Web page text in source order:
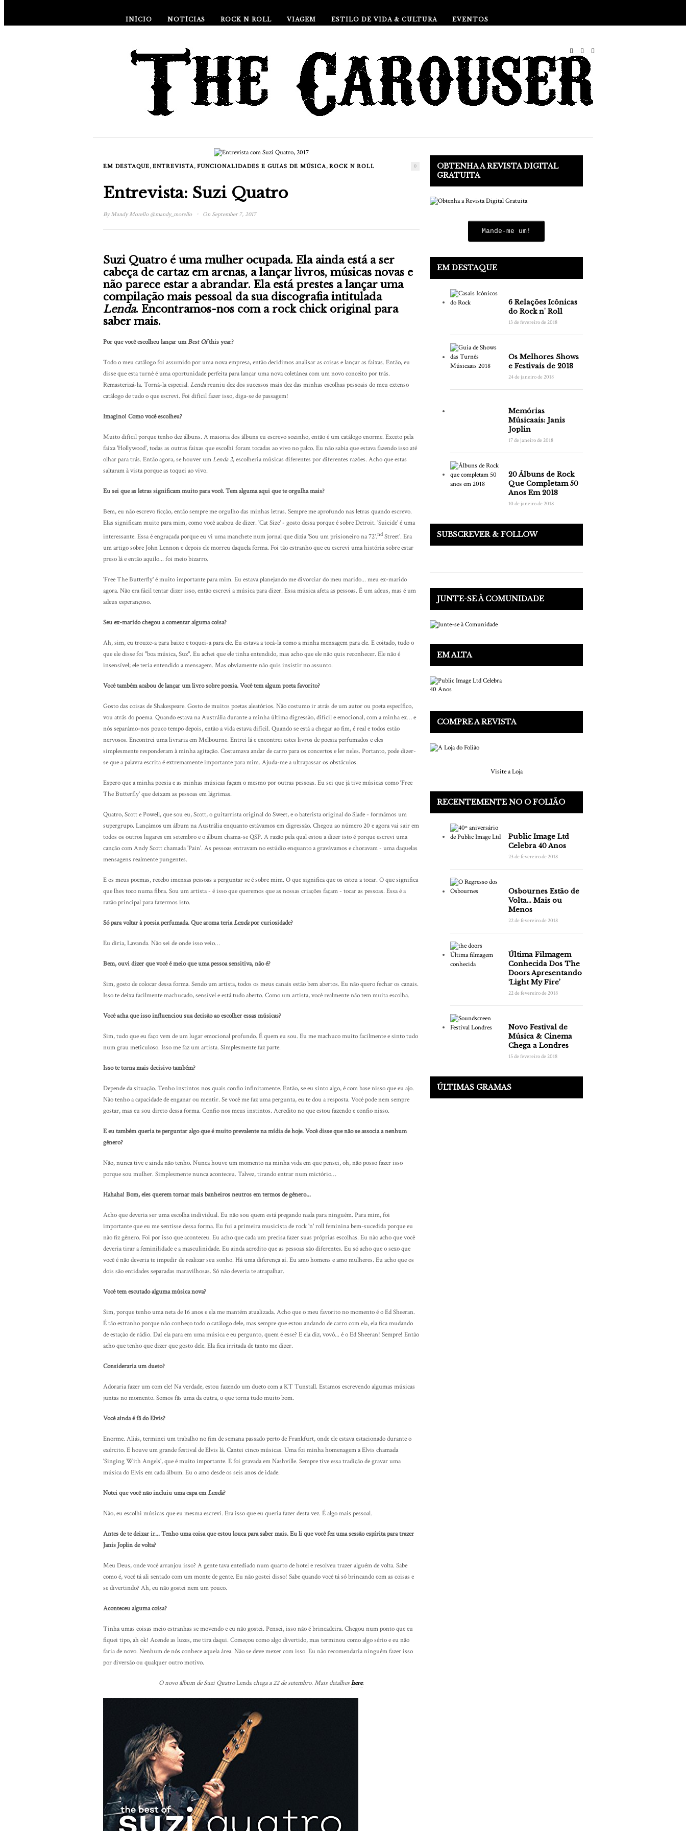
INÍCIO NOTÍCIAS ROCK N ROLL VIAGEM ESTILO DE VIDA & CULTURA EVENTOS
EM DESTAQUE, ENTREVISTA, FUNCIONALIDADES E GUIAS DE MÚSICA, ROCK N ROLL 0
Entrevista: Suzi Quatro
ByMandy Morello @mandy_morello · On September 7, 2017
Suzi Quatro é uma mulher ocupada. Ela ainda está a ser
cabeça de cartaz em arenas, a lançar livros, músicas novas e
não parece estar a abrandar. Ela está prestes a lançar uma
compilação mais pessoal da sua discografia intitulada
Lenda. Encontramos-nos com a rock chick original para
saber mais.
Por que você escolheu lançar umBest Ofthis year?
Todo o meu catálogo foi assumido por uma nova empresa, então decidimos analisar as coisas e lançar as faixas. Então, eu
disse que esta turnê é uma oportunidade perfeita para lançar uma nova coletânea com um novo conceito por trás.
Remasterizá-la. Torná-la especial. Lendareuniu dez dos sucessos mais dez das minhas escolhas pessoais do meu extenso
catálogo de tudo o que escrevi. Foi difícil fazer isso, diga-se de passagem!
Imagino! Como você escolheu?
Muito difícil porque tenho dez álbuns. A maioria dos álbuns eu escrevo sozinho, então é um catálogo enorme. Exceto pela
faixa 'Hollywood', todas as outras faixas que escolhi foram tocadas ao vivo no palco. Eu não sabia que estava fazendo isso até
olhar para trás. Então agora, se houver umLenda 2, escolheria músicas diferentes por diferentes razões. Acho que estas
saltaram à vista porque as toquei ao vivo.
Eu sei que as letras significam muito para você. Tem alguma aqui que te orgulha mais?
Bem, eu não escrevo ficção, então sempre me orgulho das minhas letras. Sempre me aprofundo nas letras quando escrevo.
Elas significam muito para mim, como você acabou de dizer. 'Cat Size' - gosto dessa porque é sobre Detroit. 'Suicide' é uma
interessante. Essa é engraçada porque eu vi uma manchete num jornal que dizia 'Sou um prisioneiro na 72'.nd Street'. Era
um artigo sobre John Lennon e depois ele morreu daquela forma. Foi tão estranho que eu escrevi uma história sobre estar
preso lá e então aquilo... foi meio bizarro.
'Free The Butterfly' é muito importante para mim. Eu estava planejando me divorciar do meu marido... meu ex-marido
agora. Não era fácil tentar dizer isso, então escrevi a música para dizer. Essa música afeta as pessoas. É um adeus, mas é um
adeus esperançoso.
Seu ex-marido chegou a comentar alguma coisa?
Ah, sim, eu trouxe-a para baixo e toquei-a para ele. Eu estava a tocá-la como a minha mensagem para ele. E coitado, tudo o
que ele disse foi "boa música, Suz". Eu achei que ele tinha entendido, mas acho que ele não quis reconhecer. Ele não é
insensível; ele teria entendido a mensagem. Mas obviamente não quis insistir no assunto.
Você também acabou de lançar um livro sobre poesia. Você tem algum poeta favorito?
Gosto das coisas de Shakespeare. Gosto de muitos poetas aleatórios. Não costumo ir atrás de um autor ou poeta específico,
vou atrás do poema. Quando estava na Austrália durante a minha última digressão, difícil e emocional, com a minha ex… e
nós separámo-nos pouco tempo depois, então a vida estava difícil. Quando se está a chegar ao fim, é real e todos estão
nervosos. Encontrei uma livraria em Melbourne. Entrei lá e encontrei estes livros de poesia perfumados e eles
simplesmente responderam à minha agitação. Costumava andar de carro para os concertos e ler neles. Portanto, pode dizer-
se que a palavra escrita é extremamente importante para mim. Ajuda-me a ultrapassar os obstáculos.
Espero que a minha poesia e as minhas músicas façam o mesmo por outras pessoas. Eu sei que já tive músicas como ‘Free
The Butterfly’ que deixam as pessoas em lágrimas.
Quatro, Scott e Powell, que sou eu, Scott, o guitarrista original do Sweet, e o baterista original do Slade - formámos um
supergrupo. Lançámos um álbum na Austrália enquanto estávamos em digressão. Chegou ao número 20 e agora vai sair em
todos os outros lugares em setembro e o álbum chama-se QSP. A razão pela qual estou a dizer isto é porque escrevi uma
canção com Andy Scott chamada 'Pain'. As pessoas entravam no estúdio enquanto a gravávamos e choravam - uma daquelas
mensagens realmente pungentes.
E os meus poemas, recebo imensas pessoas a perguntar se é sobre mim. O que significa que os estou a tocar. O que significa
que lhes toco numa fibra. Sou um artista - é isso que queremos que as nossas criações façam - tocar as pessoas. Essa é a
razão principal para fazermos isto.
Só para voltar à poesia perfumada. Que aroma teriaLendapor curiosidade?
Eu diria, Lavanda. Não sei de onde isso veio…
Bem, ouvi dizer que você é meio que uma pessoa sensitiva, não é?
Sim, gosto de colocar dessa forma. Sendo um artista, todos os meus canais estão bem abertos. Eu não quero fechar os canais.
Isso te deixa facilmente machucado, sensível e está tudo aberto. Como um artista, você realmente não tem muita escolha.
Você acha que isso influenciou sua decisão ao escolher essas músicas?
Sim, tudo que eu faço vem de um lugar emocional profundo. É quem eu sou. Eu me machuco muito facilmente e sinto tudo
num grau meticuloso. Isso me faz um artista. Simplesmente faz parte.
Isso te torna mais decisivo também?
Depende da situação. Tenho instintos nos quais confio infinitamente. Então, se eu sinto algo, é com base nisso que eu ajo.
Não tenho a capacidade de enganar ou mentir. Se você me faz uma pergunta, eu te dou a resposta. Você pode nem sempre
gostar, mas eu sou direto dessa forma. Confio nos meus instintos. Acredito no que estou fazendo e confio nisso.
E eu também queria te perguntar algo que é muito prevalente na mídia de hoje. Você disse que não se associa a nenhum
gênero?
Não, nunca tive e ainda não tenho. Nunca houve um momento na minha vida em que pensei, oh, não posso fazer isso
porque sou mulher. Simplesmente nunca aconteceu. Talvez, tirando entrar num mictório…
Hahaha! Bom, eles querem tornar mais banheiros neutros em termos de gênero...
Acho que deveria ser uma escolha individual. Eu não sou quem está pregando nada para ninguém. Para mim, foi
importante que eu me sentisse dessa forma. Eu fui a primeira musicista de rock 'n' roll feminina bem-sucedida porque eu
não fiz gênero. Foi por isso que aconteceu. Eu acho que cada um precisa fazer suas próprias escolhas. Eu não acho que você
deveria tirar a feminilidade e a masculinidade. Eu ainda acredito que as pessoas são diferentes. Eu só acho que o sexo que
você é não deveria te impedir de realizar seu sonho. Há uma diferença aí. Eu amo homens e amo mulheres. Eu acho que os
dois são entidades separadas maravilhosas. Só não deveria te atrapalhar.
Você tem escutado alguma música nova?
Sim, porque tenho uma neta de 16 anos e ela me mantém atualizada. Acho que o meu favorito no momento é o Ed Sheeran.
É tão estranho porque não conheço todo o catálogo dele, mas sempre que estou andando de carro com ela, ela fica mudando
de estação de rádio. Daí ela para em uma música e eu pergunto, quem é esse? E ela diz, vovó... é o Ed Sheeran! Sempre! Então
acho que tenho que dizer que gosto dele. Ela fica irritada de tanto me dizer.
Consideraria um dueto?
Adoraria fazer um com ele! Na verdade, estou fazendo um dueto com a KT Tunstall. Estamos escrevendo algumas músicas
juntas no momento. Somos fãs uma da outra, o que torna tudo muito bom.
Você ainda é fã do Elvis?
Enorme. Aliás, terminei um trabalho no fim de semana passado perto de Frankfurt, onde ele estava estacionado durante o
exército. E houve um grande festival de Elvis lá. Cantei cinco músicas. Uma foi minha homenagem a Elvis chamada
'Singing With Angels', que é muito importante. E foi gravada em Nashville. Sempre tive essa tradição de gravar uma
música do Elvis em cada álbum. Eu o amo desde os seis anos de idade.
Notei que você não incluiu uma capa emLenda?
Não, eu escolhi músicas que eu mesma escrevi. Era isso que eu queria fazer desta vez. É algo mais pessoal.
Antes de te deixar ir... Tenho uma coisa que estou louca para saber mais. Eu li que você fez uma sessão espírita para trazer
Janis Joplin de volta?
Meu Deus, onde você arranjou isso? A gente tava entediado num quarto de hotel e resolveu trazer alguém de volta. Sabe
como é, você tá ali sentado com um monte de gente. Eu não gostei disso! Sabe quando você tá só brincando com as coisas e
se divertindo? Ah, eu não gostei nem um pouco.
Aconteceu alguma coisa?
Tinha umas coisas meio estranhas se movendo e eu não gostei. Pensei, isso não é brincadeira. Chegou num ponto que eu
fiquei tipo, ah ok! Acende as luzes, me tira daqui. Começou como algo divertido, mas terminou como algo sério e eu não
faria de novo. Nenhum de nós conhece aquela área. Não se deve mexer com isso. Eu não recomendaria ninguém fazer isso
por diversão ou qualquer outro motivo.
O novo álbum de Suzi QuatroLenda chega a 22 de setembro. Mais detalheshere.
OBTENHA A REVISTA DIGITAL
GRATUITA
Mande-me um!
EM DESTAQUE
6 Relações Icônicas
do Rock n' Roll
13 de fevereiro de 2018
Os Melhores Shows
e Festivais de 2018
24 de janeiro de 2018
Memórias
Músicaais: Janis
Joplin
17 de janeiro de 2018
20 Álbuns de Rock
Que Completam 50
Anos Em 2018
10 de janeiro de 2018
SUBSCREVER & FOLLOW
JUNTE-SE À COMUNIDADE
EM ALTA
COMPRE A REVISTA
Visite a Loja
RECENTEMENTE NO O FOLIÃO
Public Image Ltd
Celebra 40 Anos
23 de fevereiro de 2018
Osbournes Estão de
Volta… Mais ou
Menos
22 de fevereiro de 2018
Última Filmagem
Conhecida Dos The
Doors Apresentando
‘Light My Fire’
22 de fevereiro de 2018
Novo Festival de
Música & Cinema
Chega a Londres
15 de fevereiro de 2018
ÚLTIMAS GRAMAS